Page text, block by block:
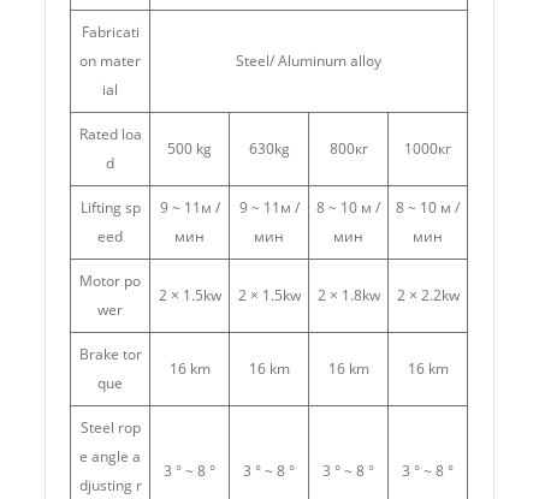
Fabricati
on mater
ial
Steel/ Aluminum alloy
Rated loa
d
500 kg 630kg 800кг 1000кг
Lifting sp
eed
9 ~ 11м /
мин
9 ~ 11м /
мин
8 ~ 10 м /
мин
8 ~ 10 м /
мин
Motor po
wer
2 × 1.5kw 2 × 1.5kw 2 × 1.8kw 2 × 2.2kw
Brake tor
que
16 km 16 km 16 km 16 km
Steel rop
e angle a
djusting r
3 ° ~ 8 ° 3 ° ~ 8 ° 3 ° ~ 8 ° 3 ° ~ 8 °